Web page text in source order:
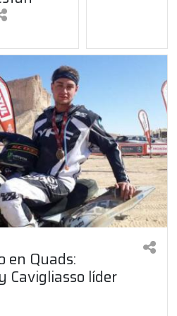
en Quads:
Cavigliasso líder